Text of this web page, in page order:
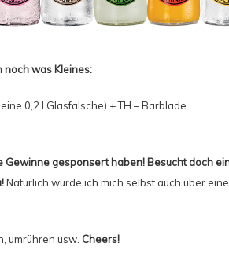
noch was Kleines:
0,2 l Glasfalsche) + TH – Barblade
Gewinne gesponsert haben! Besucht doch
Natürlich würde ich mich selbst auch über
umrühren usw. Cheers!